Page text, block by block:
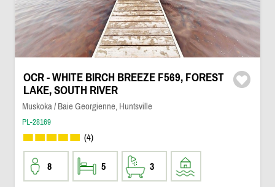
OCR - WHITE BIRCH BREEZE F569, FOREST
LAKE, SOUTH RIVER
Muskoka / Baie Georgienne, Huntsville
PL-28169
(4)
8 5 3